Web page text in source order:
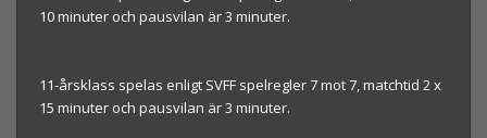
10 minuter och pausvilan är 3 minuter.
11-årsklass spelas enligt SVFF spelregler 7 mot 7, matchtid 2 x
15 minuter och pausvilan är 3 minuter.